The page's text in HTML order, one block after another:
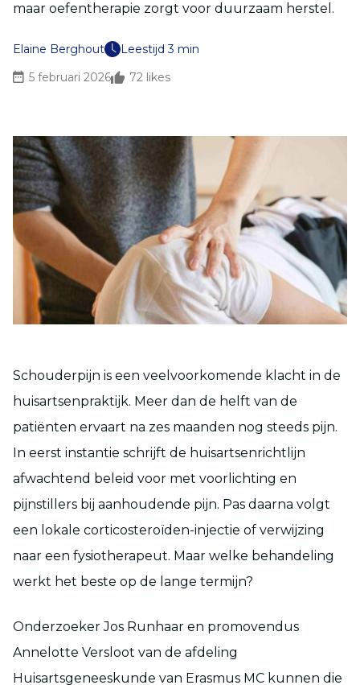
maar oefentherapie zorgt voor duurzaam herstel.
Elaine Berghout
Leestijd 3 min
5 februari 2026
72 likes
Schouderpijn is een veelvoorkomende klacht in de
huisartsenpraktijk. Meer dan de helft van de
patiënten ervaart na zes maanden nog steeds pijn.
In eerst instantie schrijft de huisartsenrichtlijn
afwachtend beleid voor met voorlichting en
pijnstillers bij aanhoudende pijn. Pas daarna volgt
een lokale corticosteroïden-injectie of verwijzing
naar een fysiotherapeut. Maar welke behandeling
werkt het beste op de lange termijn?
Onderzoeker Jos Runhaar en promovendus
Annelotte Versloot van de afdeling
Huisartsgeneeskunde van Erasmus MC kunnen die